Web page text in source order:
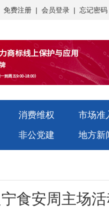
免费注册 | 会员登录 | 忘记密码
消费维权 市场准
非公党建 地方新
食安周主场